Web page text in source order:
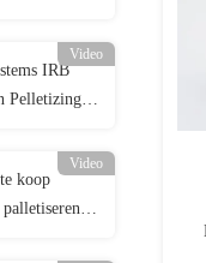
Video
IRB
Pelletizing
Video
koop